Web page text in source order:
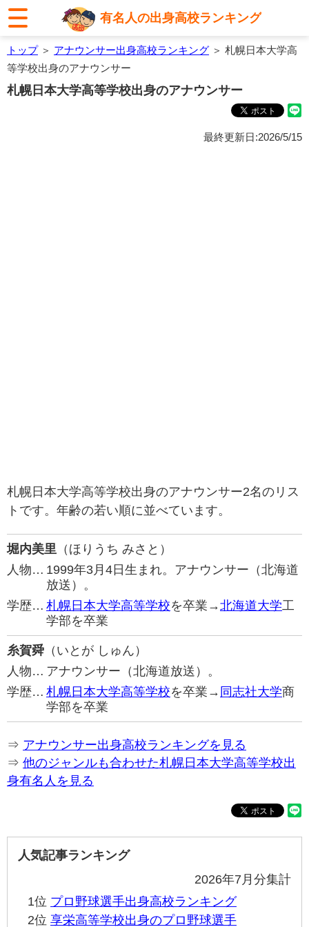
有名人の出身高校ランキング
トップ＞ アナウンサー出身高校ランキング ＞ 札幌日本大学高
等学校出身のアナウンサー
札幌日本大学高等学校出身のアナウンサー
最終更新日:2026/5/15
札幌日本大学高等学校出身のアナウンサー2名のリス
トです。年齢の若い順に並べています。
堀内美里 （ほりうち みさと）
人物… 1999年3月4日生まれ。アナウンサー（北海道
放送）。
学歴… 札幌日本大学高等学校を卒業→北海道大学工
学部を卒業
糸賀舜 （いとが しゅん）
人物… アナウンサー（北海道放送）。
学歴… 札幌日本大学高等学校を卒業→ 同志社大学商
学部を卒業
⇒ アナウンサー出身高校ランキングを見る
⇒ 他のジャンルも合わせた札幌日本大学高等学校出
身有名人を見る
人気記事ランキング
2026年7月分集計
1位 プロ野球選手出身高校ランキング
2位 享栄高等学校出身のプロ野球選手